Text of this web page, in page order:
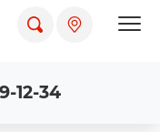
12-34